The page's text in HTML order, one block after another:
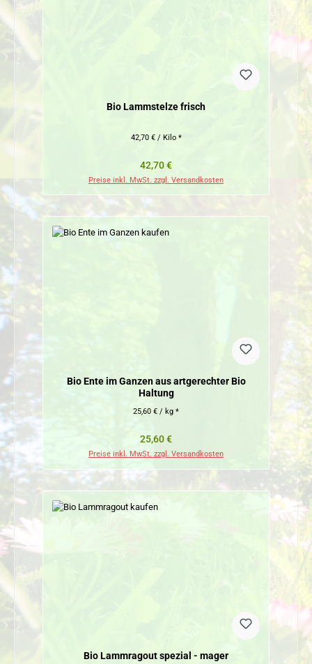
Bio Lammstelze frisch
42,70 € / Kilo *
Regulärer Preis:
42,70 €
Preise inkl. MwSt. zzgl. Versandkosten
Bio Ente im Ganzen aus artgerechter Bio
Haltung
25,60 € / kg *
Regulärer Preis:
25,60 €
Preise inkl. MwSt. zzgl. Versandkosten
Bio Lammragout spezial - mager